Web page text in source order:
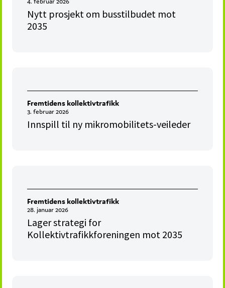
Nytt prosjekt om busstilbudet mot
2035
Fremtidens kollektivtrafikk
3. februar 2026
Innspill til ny mikromobilitets-veileder
Fremtidens kollektivtrafikk
28. januar 2026
Lager strategi for
Kollektivtrafikkforeningen mot 2035